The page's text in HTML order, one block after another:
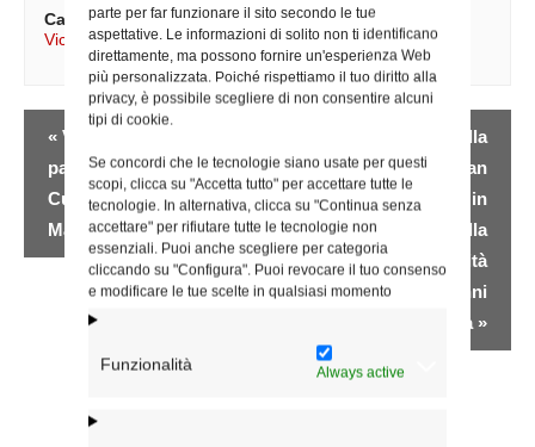
parte per far funzionare il sito secondo le tue
aspettative. Le informazioni di solito non ti identificano
direttamente, ma possono fornire un'esperienza Web
più personalizzata. Poiché rispettiamo il tuo diritto alla
privacy, è possibile scegliere di non consentire alcuni
tipi di cookie.
Se concordi che le tecnologie siano usate per questi
scopi, clicca su "Accetta tutto" per accettare tutte le
tecnologie. In alternativa, clicca su "Continua senza
accettare" per rifiutare tutte le tecnologie non
essenziali. Puoi anche scegliere per categoria
cliccando su "Configura". Puoi revocare il tuo consenso
e modificare le tue scelte in qualsiasi momento
Funzionalità Always active
Categoria Evento:
Vicario Generale
Evento
Navigazione
« Visita pastorale alla
parrocchia Sacro
Cuore di Gesù a Ponte
Mammolo
Santa Messa nella
basilica di San
Giovanni in Laterano in
occasione della
Solennità della Natività
di San Giovanni
Battista »